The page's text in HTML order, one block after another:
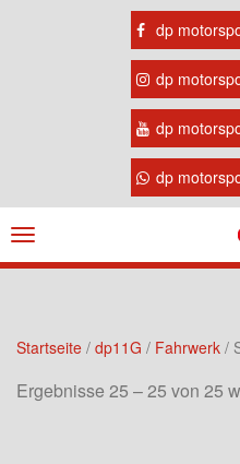
dp
dp
dp
dp
Navigation
ein-/ausblenden
Startseite / dp11G / Fahrwerk /
Ergebnisse 25 – 25 von 25